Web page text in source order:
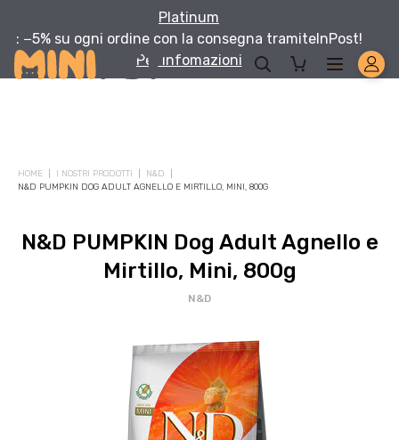
Platinum
: −5% su ogni ordine con la consegna tramiteInPost!
Per infomazioni
HOME I NOSTRI PRODOTTI
N&D
N&D PUMPKIN DOG ADULT AGNELLO E MIRTILLO, MINI, 800G
N&D PUMPKIN Dog Adult Agnello e
Mirtillo, Mini, 800g
N&D